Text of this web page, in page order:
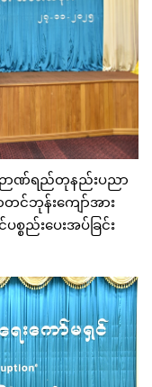
းဉာဏ်ရည်တုနည်းပညာ
င်ဘုန်းကျော်အား
ည်းပေးအပ်ခြင်း